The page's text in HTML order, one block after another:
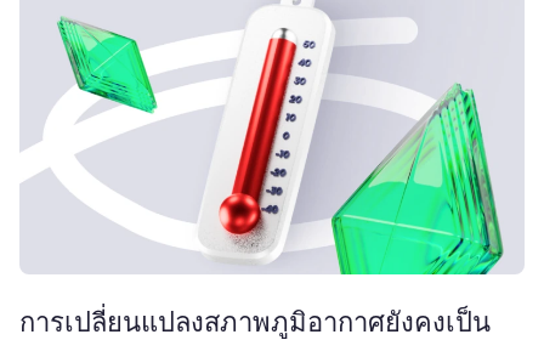
การเปลี่ยนแปลงสภาพภูมิอากาศยังคงเป็น